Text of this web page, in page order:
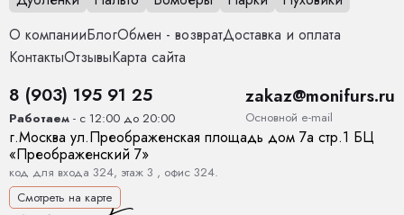
О компанииБлогОбмен - возвратДоставка и оплата
КонтактыОтзывыКарта сайта
8 (903) 195 91 25
Работаем - с 12:00 до 20:00
zakaz@monifurs.ru
Основной е-mail
г.Москва ул.Преображенская площадь дом 7а стр.1 БЦ
«Преображенский 7»
код для входа 324, этаж 3 , офис 324.
Смотреть на карте